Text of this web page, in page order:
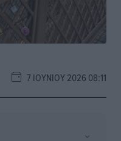
7 ΙΟΥΝΊΟΥ 2026 08:11
⌄